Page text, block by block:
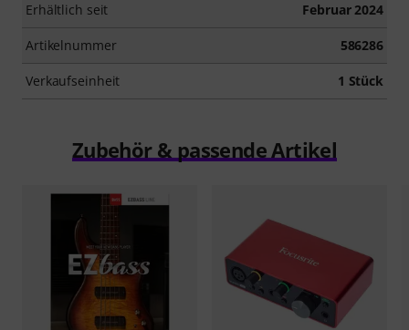
Erhältlich seit Februar 2024
Artikelnummer 586286
Verkaufseinheit 1 Stück
Zubehör & passende Artikel